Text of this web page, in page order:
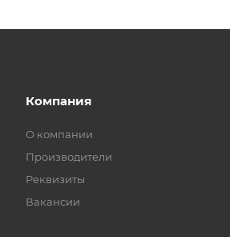
Компания
О компании
Производители
Реквизиты
Вакансии